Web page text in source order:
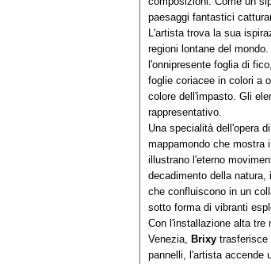
paesaggi fantastici
L'artista trova la sua
regioni lontane del
l'onnipresente foglia di
foglie coriacee in colori a
colore dell'impasto. Gli
rappresentativo.
Una specialità dell'opera di
mappamondo che mostra
illustrano l'eterno
decadimento della
che confluiscono in un
sotto forma di vibranti
Con l'installazione alta tre
Venezia, Brixy trasferisce
pannelli, l'artista accende